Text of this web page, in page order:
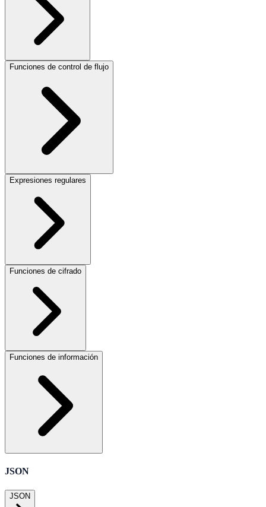
Funciones de control de flujo
Expresiones regulares
Funciones de cifrado
Funciones de información
JSON
JSON